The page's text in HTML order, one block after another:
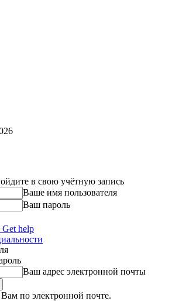
в свою учётную запись
Ваше имя пользователя
Ваш пароль
Get help
Ваш адрес электронной почты
по электронной почте.